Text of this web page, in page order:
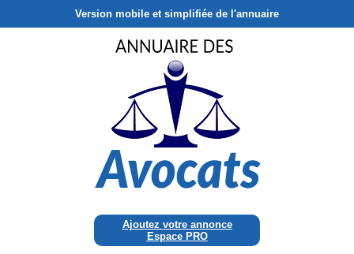
Version mobile et simplifiée de l'annuaire
Ajoutez votre annonce
Espace PRO